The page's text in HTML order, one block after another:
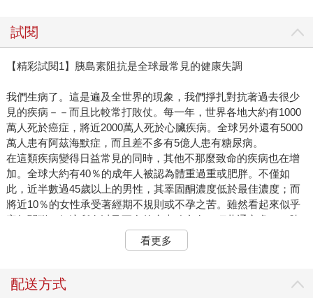
試閱
【精彩試閱1】胰島素阻抗是全球最常見的健康失調
我們生病了。這是遍及全世界的現象，我們掙扎對抗著過去很少
見的疾病－－而且比較常打敗仗。每一年，世界各地大約有1000
萬人死於癌症，將近2000萬人死於心臟疾病。全球另外還有5000
萬人患有阿茲海默症，而且差不多有5億人患有糖尿病。
在這類疾病變得日益常見的同時，其他不那麼致命的疾病也在增
加。全球大約有40％的成年人被認為體重過重或肥胖。不僅如
此，近半數過45歲以上的男性，其睪固酮濃度低於最佳濃度；而
將近10％的女性承受著經期不規則或不孕之苦。雖然看起來似乎
毫無關聯，但這所有以及更多的疾患確實有一項共通之處－－胰
島素阻抗在不同程度上導致問題發生、使其惡化。
你可能也有胰島素阻抗的問題！而且非常有可能－－最近一項的
加上墨西哥、中國和印度的半數成年人，以及歐洲與加拿大超過
看更多
配送方式